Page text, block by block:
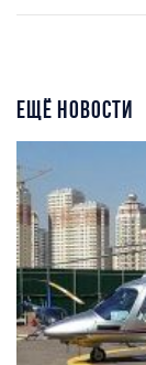
ЕЩЁ НОВОСТИ